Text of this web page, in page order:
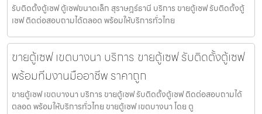
รับติดตั้งตู้เซฟ ตู้เซฟขนาดเล็ก สุราษฎร์ธานี บริการ ขายตู้เซฟ รับติดตั้งตู้
เซฟ ติดต่อสอบถามได้ตลอด พร้อมให้บริการทั่วไทย
ขายตู้เซฟ เขตบางนา บริการ ขายตู้เซฟ รับติดตั้งตู้เซฟ
พร้อมทีมงานมืออาชีพ ราคาถูก
ขายตู้เซฟ เขตบางนา บริการ ขายตู้เซฟ รับติดตั้งตู้เซฟ ติดต่อสอบถามได้
ตลอด พร้อมให้บริการทั่วไทย ขายตู้เซฟ เขตบางนา โดย ตู